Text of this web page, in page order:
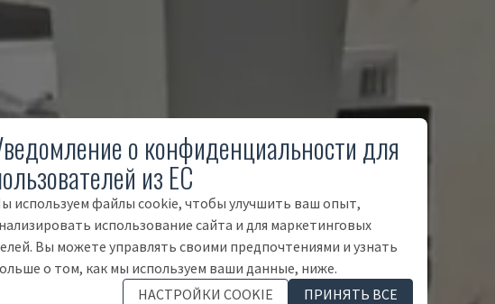
о конфиденциальности для
из ЕС
используем файлы cookie, чтобы улучшить ваш опыт,
использование сайта и для маркетинговых
Вы можете управлять своими предпочтениями и узнать
о том, как мы используем ваши данные, ниже.
НАСТРОЙКИ COOKIE
ПРИНЯТЬ ВСЕ